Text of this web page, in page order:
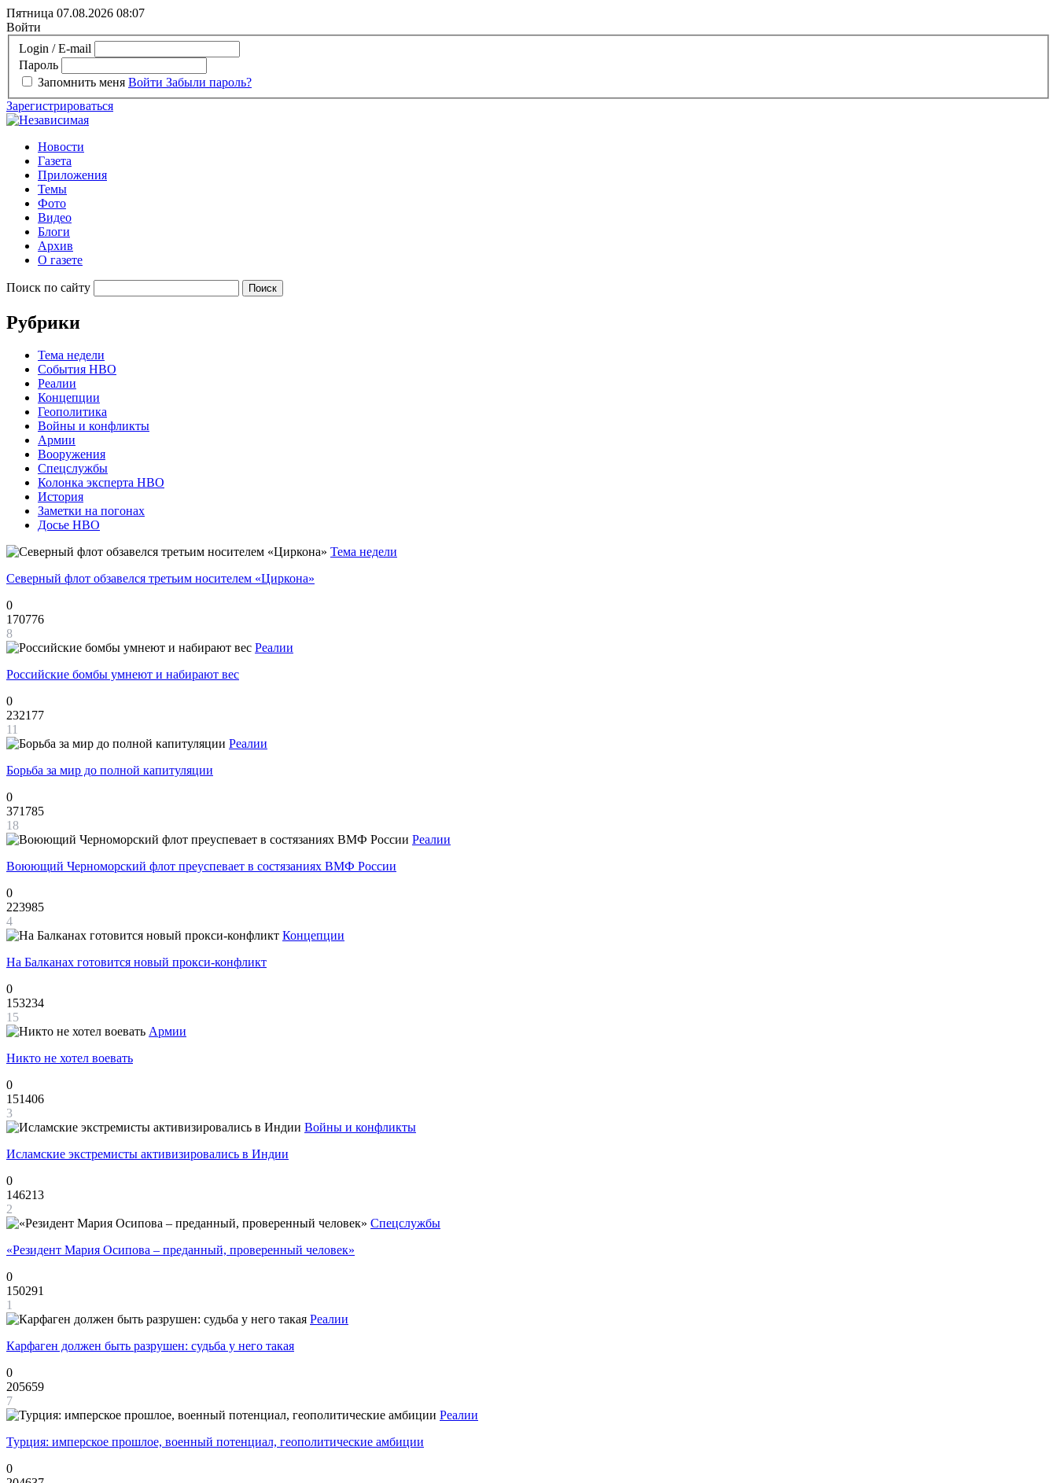
Пятница 07.08.2026 08:07
Войти
Login / E-mail
Пароль
Запомнить меня Войти Забыли пароль?
Зарегистрироваться
Новости
Газета
Приложения
Темы
Фото
Видео
Блоги
Архив
О газете
Поиск по сайту
Рубрики
Тема недели
События НВО
Реалии
Концепции
Геополитика
Войны и конфликты
Армии
Вооружения
Спецслужбы
Колонка эксперта НВО
История
Заметки на погонах
Досье НВО
Тема недели
Северный флот обзавелся третьим носителем «Циркона»
0
170776
8
Реалии
Российские бомбы умнеют и набирают вес
0
232177
11
Реалии
Борьба за мир до полной капитуляции
0
371785
18
Реалии
Воюющий Черноморский флот преуспевает в состязаниях ВМФ России
0
223985
4
Концепции
На Балканах готовится новый прокси-конфликт
0
153234
15
Армии
Никто не хотел воевать
0
151406
3
Войны и конфликты
Исламские экстремисты активизировались в Индии
0
146213
2
Спецслужбы
«Резидент Мария Осипова – преданный, проверенный человек»
0
150291
1
Реалии
Карфаген должен быть разрушен: судьба у него такая
0
205659
7
Реалии
Турция: имперское прошлое, военный потенциал, геополитические амбиции
0